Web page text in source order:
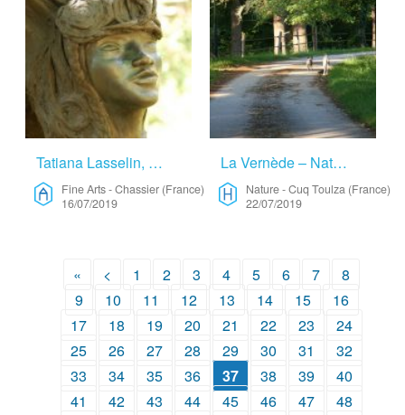
Tatiana Lasselin, Artiste Sculpteur, Déco. – Fine Arts
Fine Arts-Chassier (France)
16/07/2019
La Vernède – Nature
Nature-Cuq Toulza (France)
22/07/2019
« < 1 2 3 4 5 6 7
8
9
10 11 12 13 14 15
16
17
18 19 20 21 22 23
24
25
26 27 28 29 30 31
32
33
34 35 36 37 38 39
40
41
42 43 44 45 46 47
48